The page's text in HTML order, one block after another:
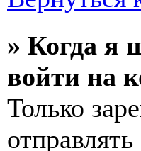
» Когда я
войти на
Только